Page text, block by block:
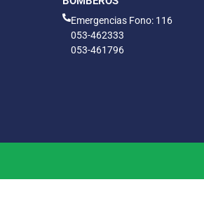
Emergencias Fono: 116
053-462333
053-461796